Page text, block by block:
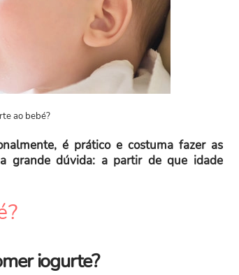
ao bebé?
é prático e costuma fazer as
grande dúvida: a partir de que idade
iogurte?